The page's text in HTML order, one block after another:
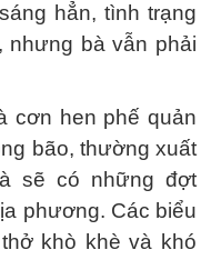
hẳn, tình trạng
nhưng bà vẫn phải
cơn hen phế quản
bão, thường xuất
sẽ có những đợt
phương. Các biểu
khò khè và khó